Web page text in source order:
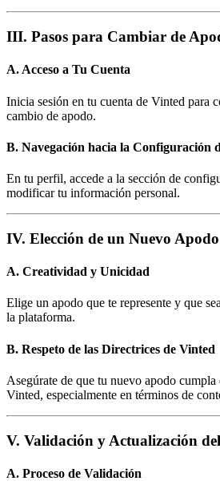
III. Pasos para Cambiar de
A. Acceso a Tu Cuenta
Inicia sesión en tu cuenta de Vinted para
cambio de apodo.
B. Navegación hacia la Configuración
En tu perfil, accede a la sección de
modificar tu información personal.
IV. Elección de un Nuevo Apodo
A. Creatividad y Unicidad
Elige un apodo que te represente y que
la plataforma.
B. Respeto de las Directrices de Vinted
Asegúrate de que tu nuevo apodo
Vinted, especialmente en términos de
V. Validación y Actualización
A. Proceso de Validación